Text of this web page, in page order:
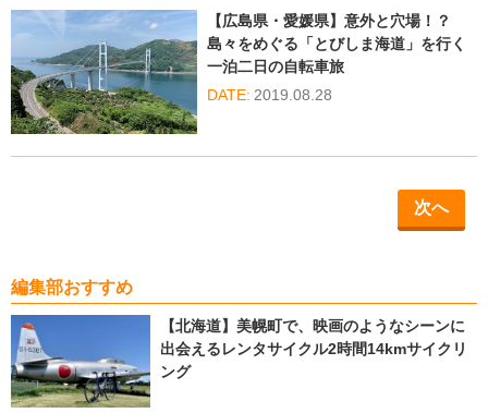
【広島県・愛媛県】意外と穴場！？
島々をめぐる「とびしま海道」を行く
一泊二日の自転車旅
2019.08.28
次へ
編集部おすすめ
【北海道】美幌町で、映画のようなシーンに
出会えるレンタサイクル2時間14kmサイクリ
ング